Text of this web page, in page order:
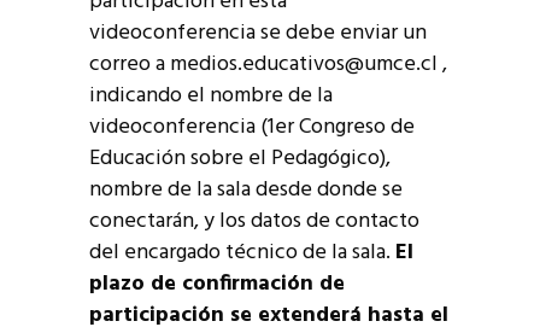
videoconferencia se debe enviar un
correo a medios.educativos@umce.cl ,
indicando el nombre de la
videoconferencia (1er Congreso de
Educación sobre el Pedagógico),
nombre de la sala desde donde se
conectarán, y los datos de contacto
del encargado técnico de la sala. El
plazo de confirmación de
participación se extenderá hasta el